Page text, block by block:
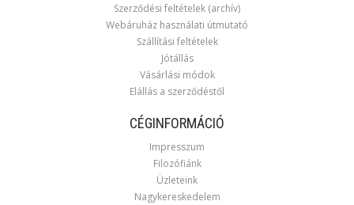
Szerződési feltételek (archív)
Webáruház használati útmutató
Szállítási feltételek
Jótállás
Vásárlási módok
Elállás a szerződéstől
CÉGINFORMÁCIÓ
Impresszum
Filozófiánk
Üzleteink
Nagykereskedelem